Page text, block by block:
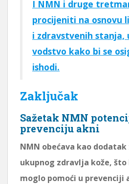
I NMN i druge
procijeniti na osnovu
i zdravstvenih stanja,
vodstvo kako bi se
ishodi.
Zaključak
Sažetak NMN
prevenciju akni
NMN obećava kao
ukupnog zdravlja kože,
moglo pomoći u prevenciji